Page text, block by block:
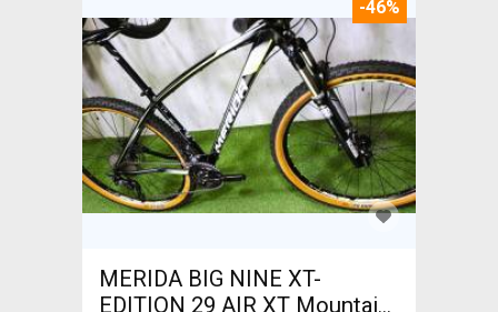
-46%
MERIDA BIG NINE XT-
EDITION 29 AIR XT Mountain